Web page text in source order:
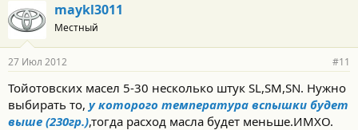
maykl3011
Местный
27 Июл 2012 #11
Тойотовских масел 5-30 несколько штук SL,SM,SN. Нужно
выбирать то, у которого температура вспышки будет
выше (230гр.),тогда расход масла будет меньше.ИМХО.